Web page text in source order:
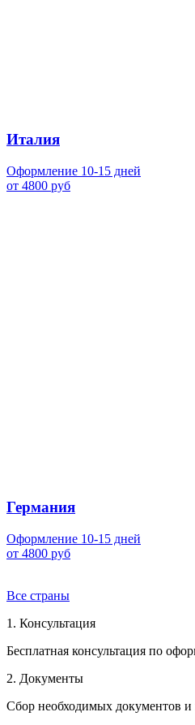
Италия
Оформление 10-15 дней
от 4800 руб
Германия
Оформление 10-15 дней
от 4800 руб
Все страны
1. Консультация
Бесплатная консультация по
2. Документы
Сбор необходимых документов и